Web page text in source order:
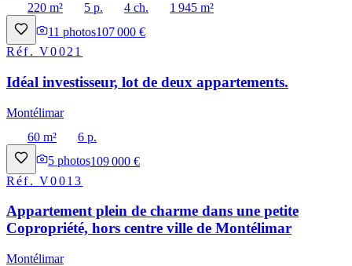
220 m²
5 p. 4 ch.
1 945 m²
11 photos107 000 €
Réf.V0021
Idéal investisseur, lot de deux appartements.
Montélimar
60 m²
6 p.
5 photos109 000 €
Réf.V0013
Appartement plein de charme dans une petite
Copropriété, hors centre ville de Montélimar
Montélimar